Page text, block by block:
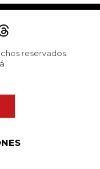
reservados.